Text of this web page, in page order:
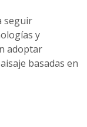
seguir
y
adoptar
basadas en